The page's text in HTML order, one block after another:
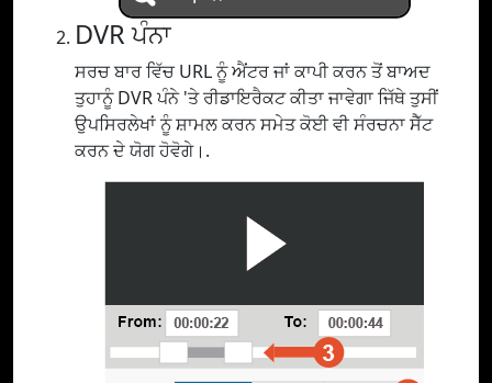
DVR ਪੰਨਾ
ਸਰਚ ਬਾਰ ਵਿੱਚ URL ਨੂੰ ਐਂਟਰ ਜਾਂ ਕਾਪੀ ਕਰਨ ਤੋਂ ਬਾਅਦ
ਤੁਹਾਨੂੰ DVR ਪੰਨੇ 'ਤੇ ਰੀਡਾਇਰੈਕਟ ਕੀਤਾ ਜਾਵੇਗਾ ਜਿੱਥੇ ਤੁਸੀਂ
ਉਪਸਿਰਲੇਖਾਂ ਨੂੰ ਸ਼ਾਮਲ ਕਰਨ ਸਮੇਤ ਕੋਈ ਵੀ ਸੰਰਚਨਾ ਸੈੱਟ
ਕਰਨ ਦੇ ਯੋਗ ਹੋਵੋਗੇ।.